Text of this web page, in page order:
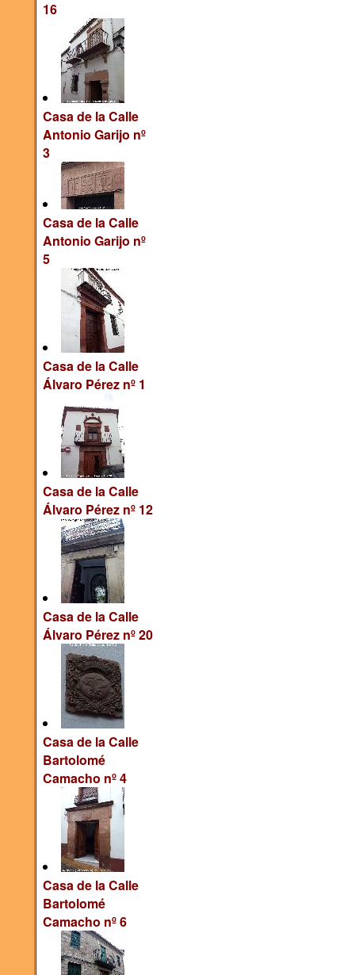
16
Casa de la Calle
Antonio Garijo nº
3
Casa de la Calle
Antonio Garijo nº
5
Casa de la Calle
Álvaro Pérez nº 1
Casa de la Calle
Álvaro Pérez nº 12
Casa de la Calle
Álvaro Pérez nº 20
Casa de la Calle
Bartolomé
Camacho nº 4
Casa de la Calle
Bartolomé
Camacho nº 6